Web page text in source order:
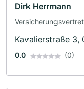
Dirk Herrmann
Kavalierstraße 3,
0.0 (0)